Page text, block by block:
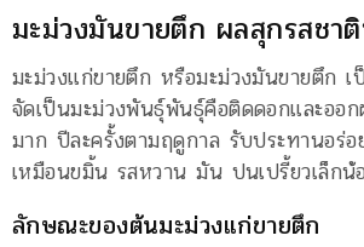
มะม่วงมันขายตึก ผลสุกรสชา
มะม่วงแก่ขายตึก หรือมะม่วงมันขายตึก เ
จัดเป็นมะม่วงพันธุ์พันธุ์คือติดดอกและออ
มาก ปีละครั้งตามฤดูกาล รับประทานอร่อ
เหมือนขมิ้น รสหวาน มัน ปนเปรี้ยวเล็กน้
ลักษณะของต้นมะม่วงแก่ขายตึก